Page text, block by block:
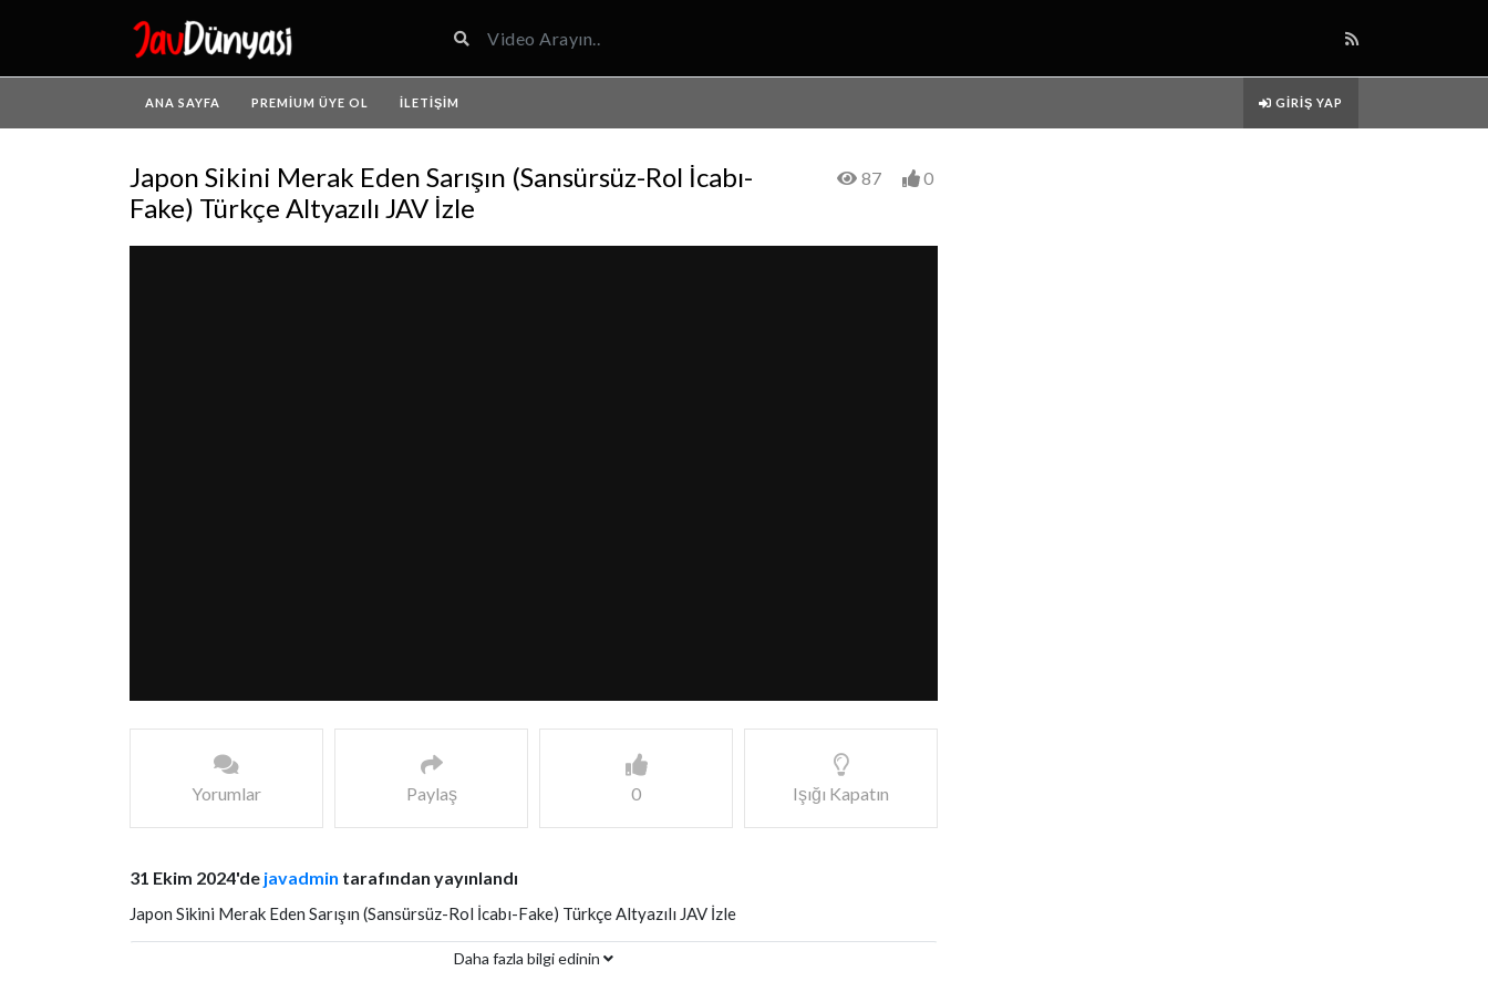
ANA SAYFA PREMIUM ÜYE OL İLETIŞIM GIRIŞ YAP
Japon Sikini Merak Eden Sarışın (Sansürsüz-Rol İcabı-
Fake) Türkçe Altyazılı JAV İzle
87 0
Yorumlar Paylaş 0 Işığı Kapatın
31 Ekim 2024'de javadmin tarafından yayınlandı
Japon Sikini Merak Eden Sarışın (Sansürsüz-Rol İcabı-Fake) Türkçe Altyazılı JAV İzle
Daha fazla bilgi edinin